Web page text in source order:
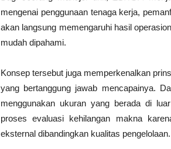
mengenai penggunaan tenaga kerja,
akan langsung memengaruhi hasil
mudah dipahami.
Konsep tersebut juga memperkenalkan
yang bertanggung jawab mencapainya.
menggunakan ukuran yang berada di
proses evaluasi kehilangan makna
eksternal dibandingkan kualitas pengelolaan.